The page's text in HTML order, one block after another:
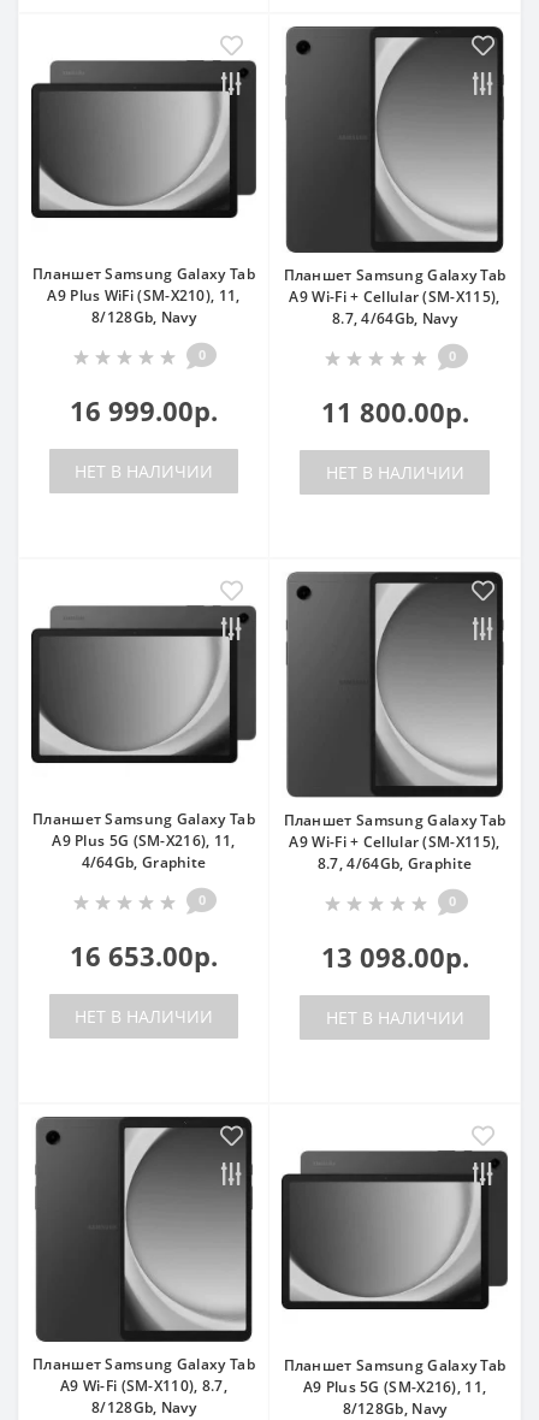
Планшет Samsung Galaxy Tab
A9 Plus WiFi (SM-X210), 11,
8/128Gb, Navy
0
16 999.00р.
НЕТ В НАЛИЧИИ
Планшет Samsung Galaxy Tab
A9 Wi-Fi + Cellular (SM-X115),
8.7, 4/64Gb, Navy
0
11 800.00р.
НЕТ В НАЛИЧИИ
Планшет Samsung Galaxy Tab
A9 Plus 5G (SM-X216), 11,
4/64Gb, Graphite
0
16 653.00р.
НЕТ В НАЛИЧИИ
Планшет Samsung Galaxy Tab
A9 Wi-Fi + Cellular (SM-X115),
8.7, 4/64Gb, Graphite
0
13 098.00р.
НЕТ В НАЛИЧИИ
Планшет Samsung Galaxy Tab
A9 Wi-Fi (SM-X110), 8.7,
8/128Gb, Navy
Планшет Samsung Galaxy Tab
A9 Plus 5G (SM-X216), 11,
8/128Gb, Navy